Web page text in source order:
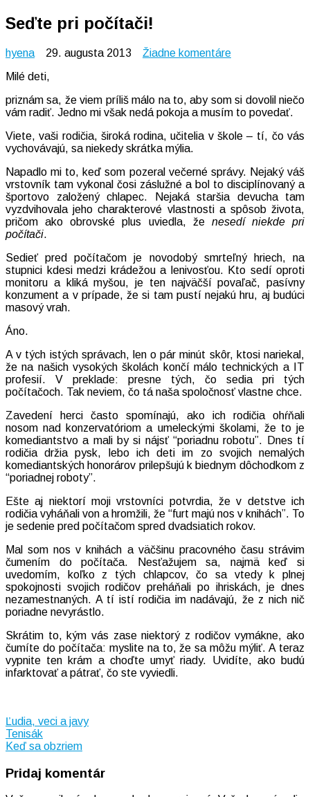
Seďte pri počítači!
hyena 29. augusta 2013 Žiadne komentárena
Milé deti,
priznám sa, že viem príliš málo na to, aby som si dovolil niečo
vám radiť. Jedno mi však nedá pokoja a musím to povedať.
Viete, vaši rodičia, široká rodina, učitelia v škole – tí, čo vás
vychovávajú, sa niekedy skrátka mýlia.
Napadlo mi to, keď som pozeral večerné správy. Nejaký váš
vrstovník tam vykonal čosi záslužné a bol to disciplínovaný a
športovo založený chlapec. Nejaká staršia devucha tam
vyzdvihovala jeho charakterové vlastnosti a spôsob života,
pričom ako obrovské plus uviedla, že nesedí niekde pri
počítači.
Sedieť pred počítačom je novodobý smrteľný hriech, na
stupnici kdesi medzi krádežou a lenivosťou. Kto sedí oproti
monitoru a kliká myšou, je ten najväčší povaľač, pasívny
konzument a v prípade, že si tam pustí nejakú hru, aj budúci
masový vrah.
Áno.
A v tých istých správach, len o pár minút skôr, ktosi nariekal,
že na našich vysokých školách končí málo technických a IT
profesií. V preklade: presne tých, čo sedia pri tých
počítačoch. Tak neviem, čo tá naša spoločnosť vlastne chce.
Zavedení herci často spomínajú, ako ich rodičia ohŕňali
nosom nad konzervatóriom a umeleckými školami, že to je
komediantstvo a mali by si nájsť “poriadnu robotu”. Dnes tí
rodičia držia pysk, lebo ich deti im zo svojich nemalých
komediantských honorárov prilepšujú k biednym dôchodkom z
“poriadnej roboty”.
Ešte aj niektorí moji vrstovníci potvrdia, že v detstve ich
rodičia vyháňali von a hromžili, že “furt majú nos v knihách”. To
je sedenie pred počítačom spred dvadsiatich rokov.
Mal som nos v knihách a väčšinu pracovného času strávim
čumením do počítača. Nesťažujem sa, najmä keď si
uvedomím, koľko z tých chlapcov, čo sa vtedy k plnej
spokojnosti svojich rodičov preháňali po ihriskách, je dnes
nezamestnaných. A tí istí rodičia im nadávajú, že z nich nič
poriadne nevyrástlo.
Skrátim to, kým vás zase niektorý z rodičov vymákne, ako
čumíte do počítača: myslite na to, že sa môžu mýliť. A teraz
vypnite ten krám a choďte umyť riady. Uvidíte, ako budú
infarktovať a pátrať, čo ste vyviedli.
Ľudia, veci a javy
Navigácia
v
článku
Tenisák
Keď sa obzriem
Pridaj komentár